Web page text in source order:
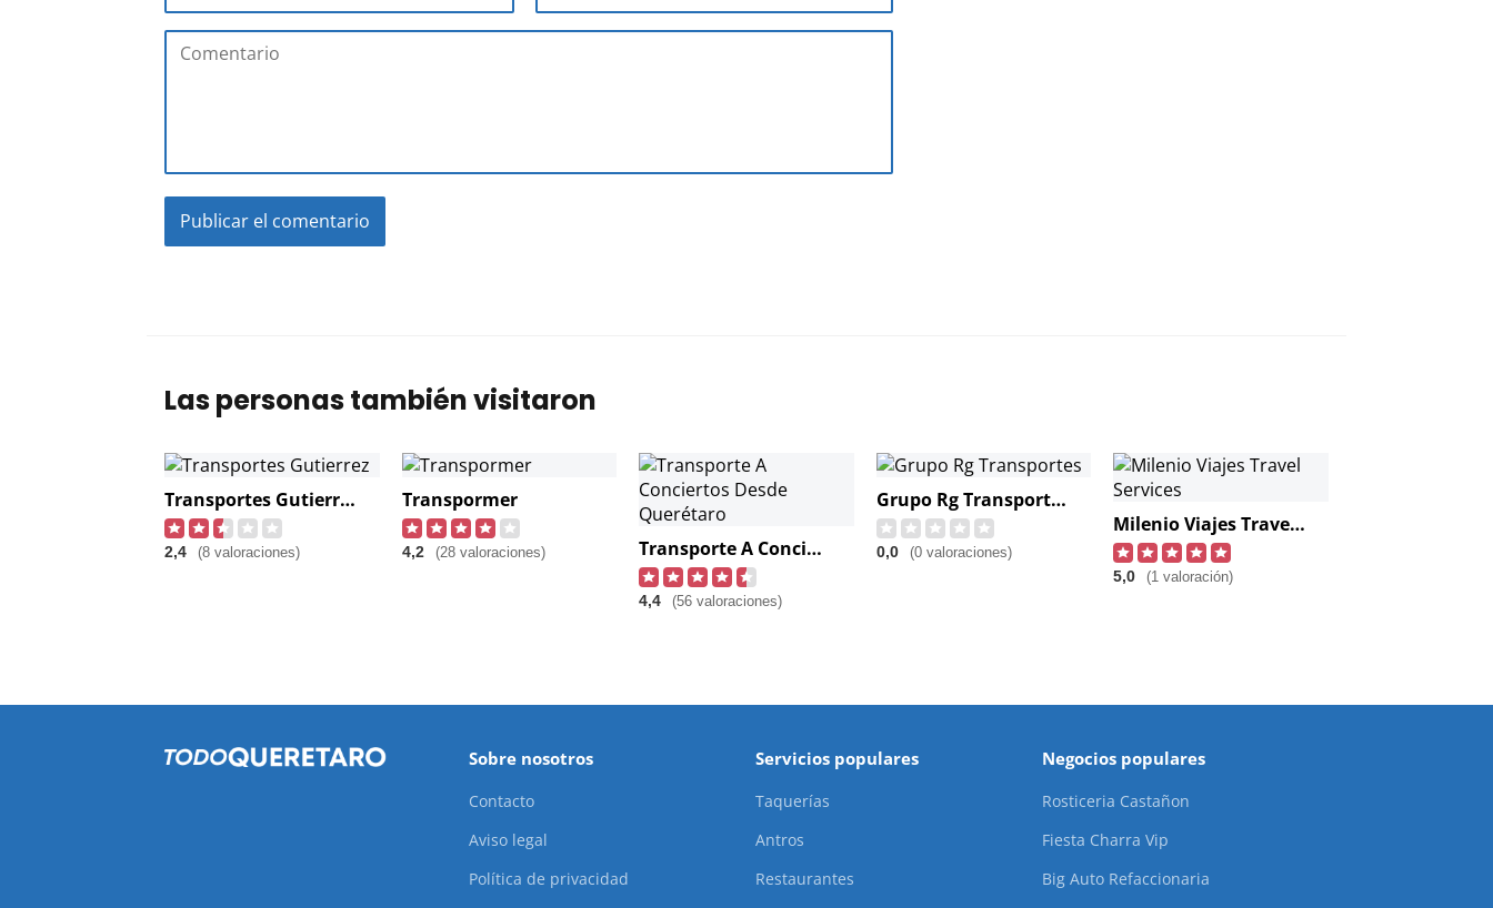
Las personas también visitaron
Transportes Gutierrez
2,4 (8 valoraciones)
Transpormer
4,2 (28 valoraciones) Transporte A Conciertos Desde Querétaro
4,4 (56 valoraciones)
Grupo Rg Transportes
0,0 (0 valoraciones)
Milenio Viajes Travel Services
5,0 (1 valoración)
Sobre nosotros
Contacto
Aviso legal
Política de privacidad
Servicios populares
Taquerías
Antros
Restaurantes
Negocios populares
Rosticeria Castañon
Fiesta Charra Vip
Big Auto Refaccionaria